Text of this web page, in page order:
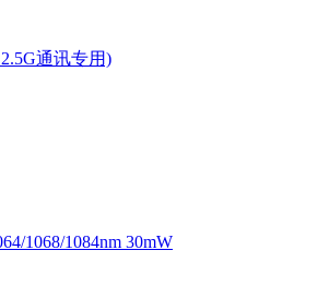
通讯专用)
1068/1084nm 30mW